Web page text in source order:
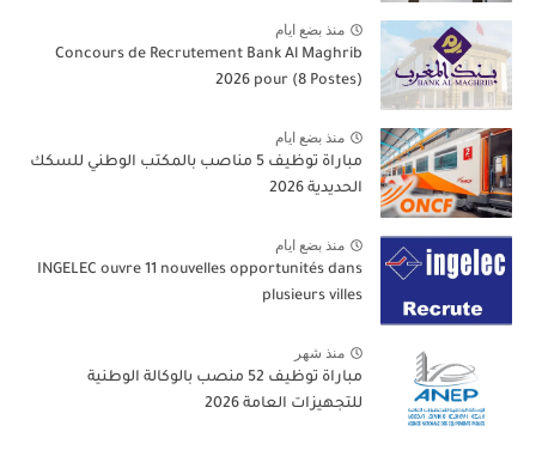
منذ بضع ايام
Concours de Recrutement Bank Al Maghrib
2026 pour (8 Postes)
منذ بضع ايام
مباراة توظيف 5 مناصب بالمكتب الوطني للسكك
الحديدية 2026
منذ بضع ايام
INGELEC ouvre 11 nouvelles opportunités dans
plusieurs villes
منذ شهر
مباراة توظيف 52 منصب بالوكالة الوطنية
للتجهيزات العامة 2026